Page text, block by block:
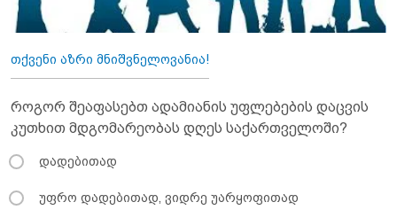
თქვენი აზრი მნიშვნელოვანია!
როგორ შეაფასებთ ადამიანის უფლებების დაცვის
კუთხით მდგომარეობას დღეს საქართველოში?
დადებითად
უფრო დადებითად, ვიდრე უარყოფითად